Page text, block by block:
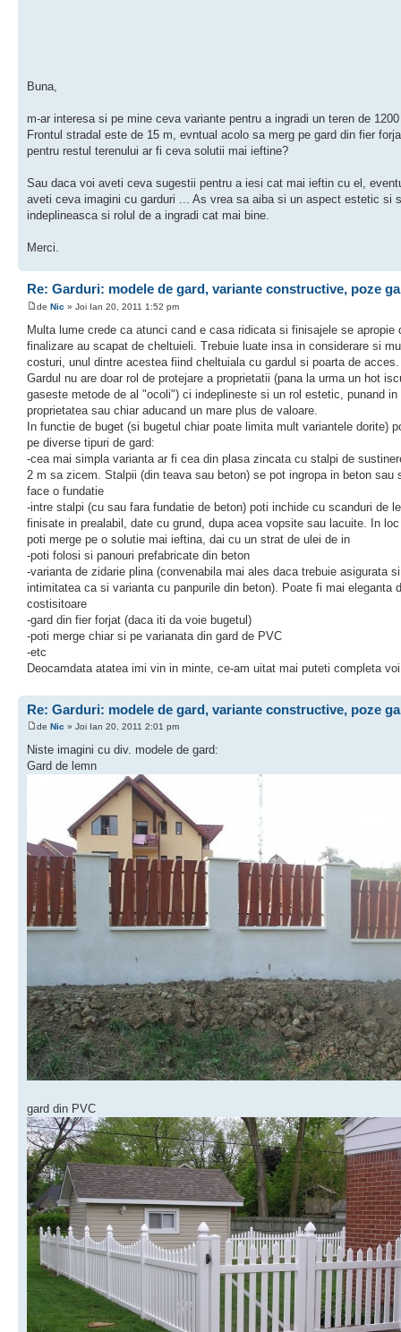
Buna,
m-ar interesa si pe mine ceva variante pentru a ingradi un teren de
Frontul stradal este de 15 m, evntual acolo sa merg pe gard din fier
pentru restul terenului ar fi ceva solutii mai ieftine?
Sau daca voi aveti ceva sugestii pentru a iesi cat mai ieftin cu el,
aveti ceva imagini cu garduri ... As vrea sa aiba si un aspect estetic si
indeplineasca si rolul de a ingradi cat mai bine.
Merci.
Re: Garduri: modele de gard, variante constructive, poze
de Nic » Joi Ian 20, 2011 1:52 pm
Multa lume crede ca atunci cand e casa ridicata si finisajele se apropie
finalizare au scapat de cheltuieli. Trebuie luate insa in considerare si
costuri, unul dintre acestea fiind cheltuiala cu gardul si poarta de acces.
Gardul nu are doar rol de protejare a proprietatii (pana la urma un hot
gaseste metode de al "ocoli") ci indeplineste si un rol estetic, punand in
proprietatea sau chiar aducand un mare plus de valoare.
In functie de buget (si bugetul chiar poate limita mult variantele dorite)
pe diverse tipuri de gard:
-cea mai simpla varianta ar fi cea din plasa zincata cu stalpi de
2 m sa zicem. Stalpii (din teava sau beton) se pot ingropa in beton sau
face o fundatie
-intre stalpi (cu sau fara fundatie de beton) poti inchide cu scanduri de
finisate in prealabil, date cu grund, dupa acea vopsite sau lacuite. In
poti merge pe o solutie mai ieftina, dai cu un strat de ulei de in
-poti folosi si panouri prefabricate din beton
-varianta de zidarie plina (convenabila mai ales daca trebuie asigurata si
intimitatea ca si varianta cu panpurile din beton). Poate fi mai eleganta
costisitoare
-gard din fier forjat (daca iti da voie bugetul)
-poti merge chiar si pe varianata din gard de PVC
-etc
Deocamdata atatea imi vin in minte, ce-am uitat mai puteti completa
Re: Garduri: modele de gard, variante constructive, poze
de Nic » Joi Ian 20, 2011 2:01 pm
Niste imagini cu div. modele de gard:
Gard de lemn
gard din PVC